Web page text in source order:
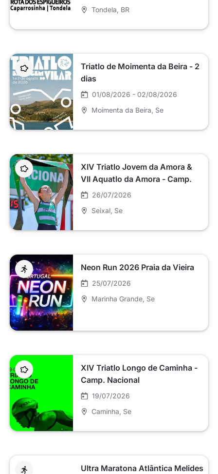
Tondela , BR
Triatlo de Moimenta da Beira - 2
dias
01/08/2026 - 02/08/2026
Moimenta da Beira , Se
XIV Triatlo Jovem da Amora &
VII Aquatlo da Amora - Camp.
Nacional
26/07/2026
Seixal , Se
Neon Run 2026 Praia da Vieira
25/07/2026
Marinha Grande , Se
XIV Triatlo Longo de Caminha -
Camp. Nacional
19/07/2026
Caminha , Se
Ultra Maratona Atlântica Melides